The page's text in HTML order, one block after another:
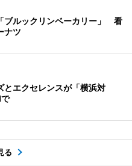
ブルックリンベーカリー」 看
ナツ
とエクセレンスが「横浜対
る